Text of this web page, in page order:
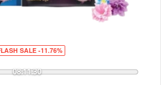
08:11:28
SALE -11.76%